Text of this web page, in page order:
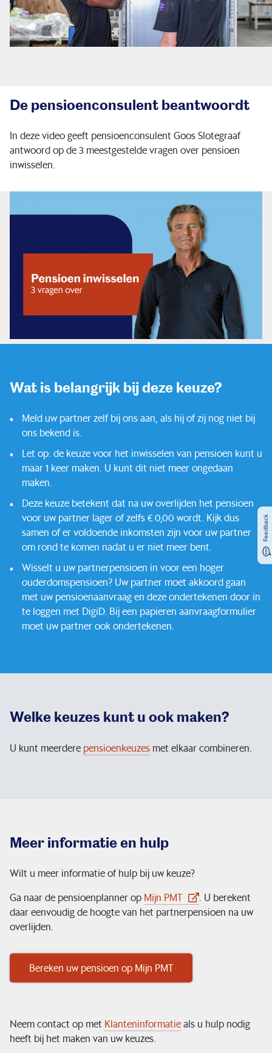
De pensioenconsulent beantwoordt
In deze video geeft pensioenconsulent Goos Slotegraaf
antwoord op de 3 meestgestelde vragen over pensioen
inwisselen.
Wat is belangrijk bij deze keuze?
Meld uw partner zelf bij ons aan, als hij of zij nog niet bij
ons bekend is.
Let op: de keuze voor het inwisselen van pensioen kunt u
maar 1 keer maken. U kunt dit niet meer ongedaan
maken.
Deze keuze betekent dat na uw overlijden het pensioen
voor uw partner lager of zelfs € 0,00 wordt. Kijk dus
samen of er voldoende inkomsten zijn voor uw partner
om rond te komen nadat u er niet meer bent.
Wisselt u uw partnerpensioen in voor een hoger
ouderdomspensioen? Uw partner moet akkoord gaan
met uw pensioenaanvraag en deze ondertekenen door in
te loggen met DigiD. Bij een papieren aanvraagformulier
moet uw partner ook ondertekenen.
Welke keuzes kunt u ook maken?
U kunt meerdere pensioenkeuzes met elkaar combineren.
Meer informatie en hulp
Wilt u meer informatie of hulp bij uw keuze?
Ga naar de pensioenplanner op Mijn PMT
. U berekent
daar eenvoudig de hoogte van het partnerpensioen na uw
overlijden.
Bereken uw pensioen op Mijn PMT
Neem contact op met Klanteninformatieals u hulp nodig
heeft bij het maken van uw keuzes.
Feedback